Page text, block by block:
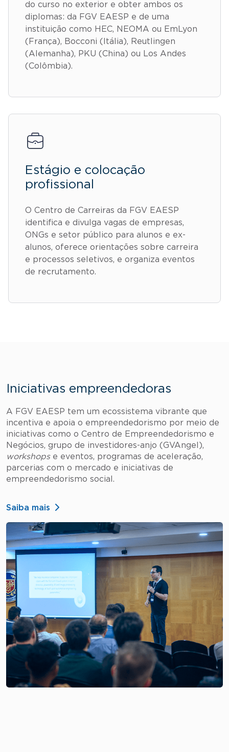
do curso no exterior e obter ambos os
diplomas: da FGV EAESP e de uma
instituição como HEC, NEOMA ou EmLyon
(França), Bocconi (Itália), Reutlingen
(Alemanha), PKU (China) ou Los Andes
(Colômbia).
Estágio e colocação
profissional
O Centro de Carreiras da FGV EAESP
identifica e divulga vagas de empresas,
ONGs e setor público para alunos e ex-
alunos, oferece orientações sobre carreira
e processos seletivos, e organiza eventos
de recrutamento.
Iniciativas empreendedoras
A FGV EAESP tem um ecossistema vibrante que
incentiva e apoia o empreendedorismo por meio de
iniciativas como o Centro de Empreendedorismo e
Negócios, grupo de investidores-anjo (GVAngel),
workshopse eventos, programas de aceleração,
parcerias com o mercado e iniciativas de
empreendedorismo social.
Saiba mais